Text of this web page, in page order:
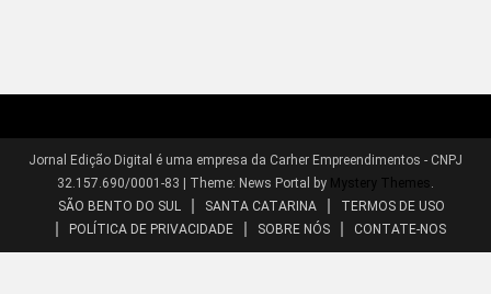
Jornal Edição Digital é uma empresa da Carher Empreendimentos - CNPJ
32.157.690/0001-83 | Theme: News Portal by Mystery Themes .
SÃO BENTO DO SUL
SANTA CATARINA
TERMOS DE USO
POLÍTICA DE PRIVACIDADE
SOBRE NÓS CONTATE-NOS